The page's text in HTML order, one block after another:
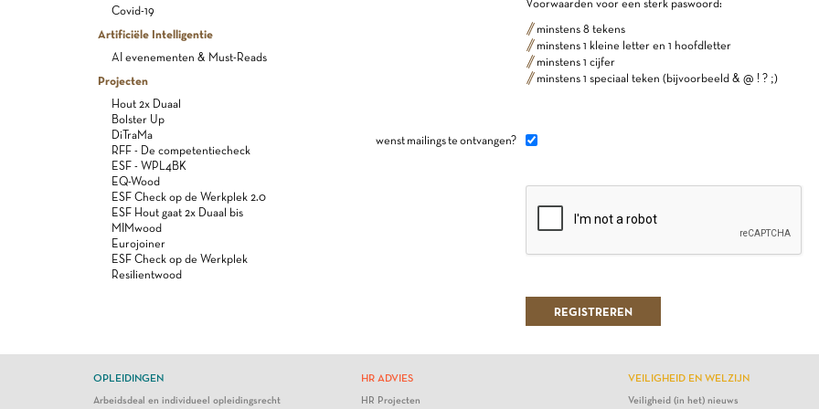
Covid-19
Artificiële Intelligentie
AI evenementen & Must-Reads
Projecten
Hout 2x Duaal
Bolster Up
DiTraMa
RFF - De competentiecheck
ESF - WPL4BK
EQ-Wood
ESF Check op de Werkplek 2.0
ESF Hout gaat 2x Duaal bis
MIMwood
Eurojoiner
ESF Check op de Werkplek
Resilientwood
Voorwaarden voor een sterk paswoord:
minstens 8 tekens
minstens 1 kleine letter en 1 hoofdletter
minstens 1 cijfer
minstens 1 speciaal teken (bijvoorbeeld & @ ! ? ;)
wenst mailings te ontvangen?
OPLEIDINGEN
Arbeidsdeal en individueel opleidingsrecht
HR ADVIES
HR Projecten
VEILIGHEID EN WELZIJN
Veiligheid (in het) nieuws